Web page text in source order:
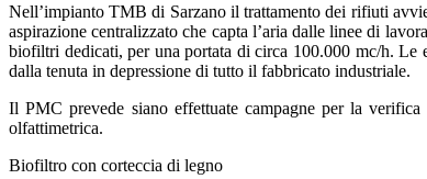
Nell’impianto TMB di Sarzano il trattamento dei rifiuti
aspirazione centralizzato che capta l’aria dalle linee di
biofiltri dedicati, per una portata di circa 100.000 mc/h. Le
dalla tenuta in depressione di tutto il fabbricato industriale.
Il PMC prevede siano effettuate campagne per la
olfattimetrica.
Biofiltro con corteccia di legno